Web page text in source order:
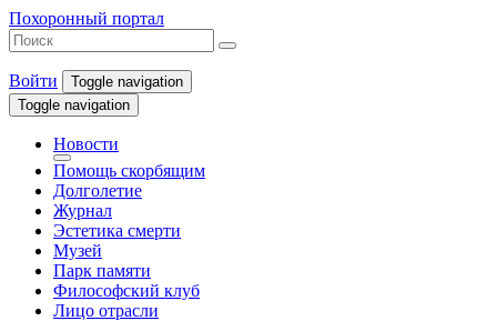
Похоронный портал
Войти
Toggle navigation
Toggle navigation
Новости
Помощь скорбящим
Долголетие
Журнал
Эстетика смерти
Музей
Парк памяти
Философский клуб
Лицо отрасли